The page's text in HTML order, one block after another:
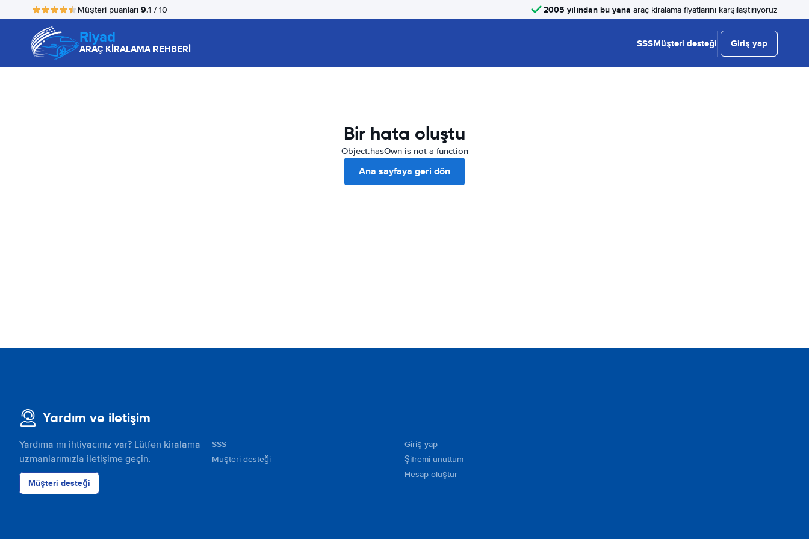
Müşteri puanları 9.1 / 10 2005 yılından bu yana araç kiralama fiyatlarını karşılaştırıyoruz
Riyad
ARAÇ KİRALAMA REHBERİ SSSMüşteri desteği Giriş yap
Bir hata oluştu
Object.hasOwn is not a function
Ana sayfaya geri dön
Yardım ve iletişim
Yardıma mı ihtiyacınız var? Lütfen kiralama
uzmanlarımızla iletişime geçin.
Müşteri desteği
SSS
Müşteri desteği
Giriş yap
Şifremi unuttum
Hesap oluştur